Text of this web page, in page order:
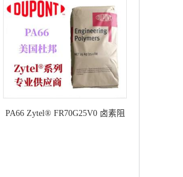
PA66 Zytel® FR70G25V0 卤素阻